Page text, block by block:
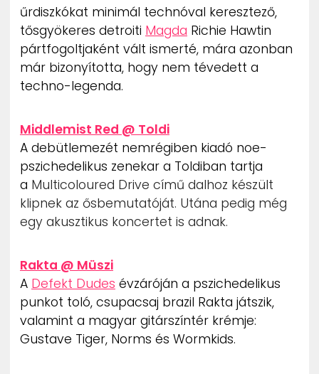
űrdiszkókat minimál technóval keresztező,
tősgyökeres detroiti Magda Richie Hawtin
pártfogoltjaként vált ismerté, mára azonban
már bizonyította, hogy nem tévedett a
techno-legenda.
Middlemist Red @ Toldi
A debütlemezét nemrégiben kiadó noe-
pszichedelikus zenekar a Toldiban tartja
a Multicoloured Drive című dalhoz készült
klipnek az ősbemutatóját. Utána pedig még
egy akusztikus koncertet is adnak.
Rakta @ Müszi
A Defekt Dudes évzáróján a pszichedelikus
punkot toló, csupacsaj brazil Rakta játszik,
valamint a magyar gitárszíntér krémje:
Gustave Tiger, Norms és Wormkids.